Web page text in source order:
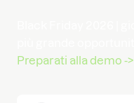
Preparati alla demo ->